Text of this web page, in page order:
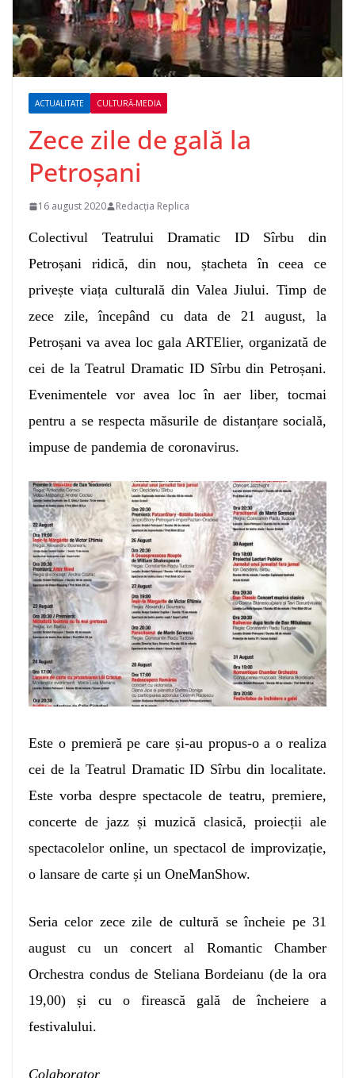
ACTUALITATE CULTURĂ-MEDIA
Zece zile de gală la
Petroșani
16 august 2020 Redacția Replica
Colectivul Teatrului Dramatic ID Sîrbu din
Petroșani ridică, din nou, ștacheta în ceea ce
privește viața culturală din Valea Jiului. Timp de
zece zile, începând cu data de 21 august, la
Petroșani va avea loc gala ARTElier, organizată de
cei de la Teatrul Dramatic ID Sîrbu din Petroșani.
Evenimentele vor avea loc în aer liber, tocmai
pentru a se respecta măsurile de distanțare socială,
impuse de pandemia de coronavirus.
Este o premieră pe care și-au propus-o a o realiza
cei de la Teatrul Dramatic ID Sîrbu din localitate.
Este vorba despre spectacole de teatru, premiere,
concerte de jazz și muzică clasică, proiecții ale
spectacolelor online, un spectacol de improvizație,
o lansare de carte și un OneManShow.
Seria celor zece zile de cultură se încheie pe 31
august cu un concert al Romantic Chamber
Orchestra condus de Steliana Bordeianu (de la ora
19,00) și cu o firească gală de încheiere a
festivalului.
Colaborator